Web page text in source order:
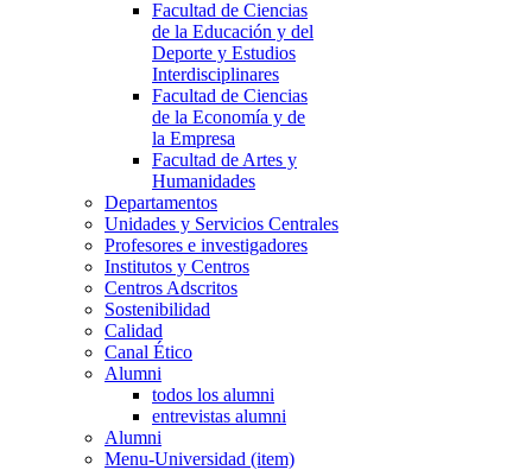
Facultad de Ciencias
de la Educación y del
Deporte y Estudios
Interdisciplinares
Facultad de Ciencias
de la Economía y de
la Empresa
Facultad de Artes y
Humanidades
Departamentos
Unidades y Servicios Centrales
Profesores e investigadores
Institutos y Centros
Centros Adscritos
Sostenibilidad
Calidad
Canal Ético
Alumni
todos los alumni
entrevistas alumni
Alumni
Menu-Universidad (item)